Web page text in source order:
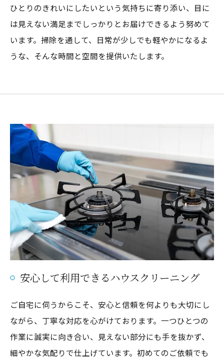
ひとりのきれいにしたいという気持ちに寄り添い、目に
は見えない満足までしっかりとお届けできるよう努めて
います。掃除を通して、日常が少しでも軽やかになるよ
うな、そんな時間と空間を提供いたします。
安心して利用できるハウスクリーニング
ご自宅に伺うからこそ、安心と信頼を何よりも大切にし
ながら、丁寧な対応を心がけております。一つひとつの
作業に誠実に向き合い、見えない部分にも手を抜かず、
細やかな気配りで仕上げています。初めてのご依頼でも